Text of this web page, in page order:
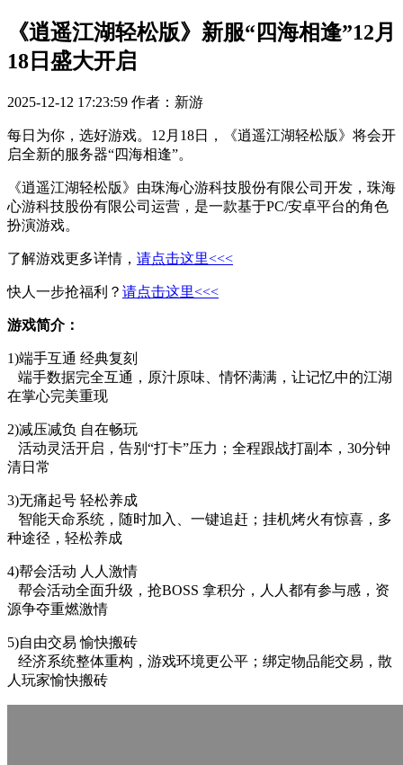
《逍遥江湖轻松版》新服“四海相逢”12月
18日盛大开启
2025-12-12 17:23:59 作者：新游
每日为你，选好游戏。12月18日，《逍遥江湖轻松版》将会开
启全新的服务器“四海相逢”。
《逍遥江湖轻松版》由珠海心游科技股份有限公司开发，珠海
心游科技股份有限公司运营，是一款基于PC/安卓平台的角色
扮演游戏。
了解游戏更多详情， 请点击这里<<<
快人一步抢福利？ 请点击这里<<<
游戏简介：
1)端手互通 经典复刻
端手数据完全互通，原汁原味、情怀满满，让记忆中的江湖
在掌心完美重现
2)减压减负 自在畅玩
活动灵活开启，告别“打卡”压力；全程跟战打副本，30分钟
清日常
3)无痛起号 轻松养成
智能天命系统，随时加入、一键追赶；挂机烤火有惊喜，多
种途径，轻松养成
4)帮会活动 人人激情
帮会活动全面升级，抢BOSS 拿积分，人人都有参与感，资
源争夺重燃激情
5)自由交易 愉快搬砖
经济系统整体重构，游戏环境更公平；绑定物品能交易，散
人玩家愉快搬砖